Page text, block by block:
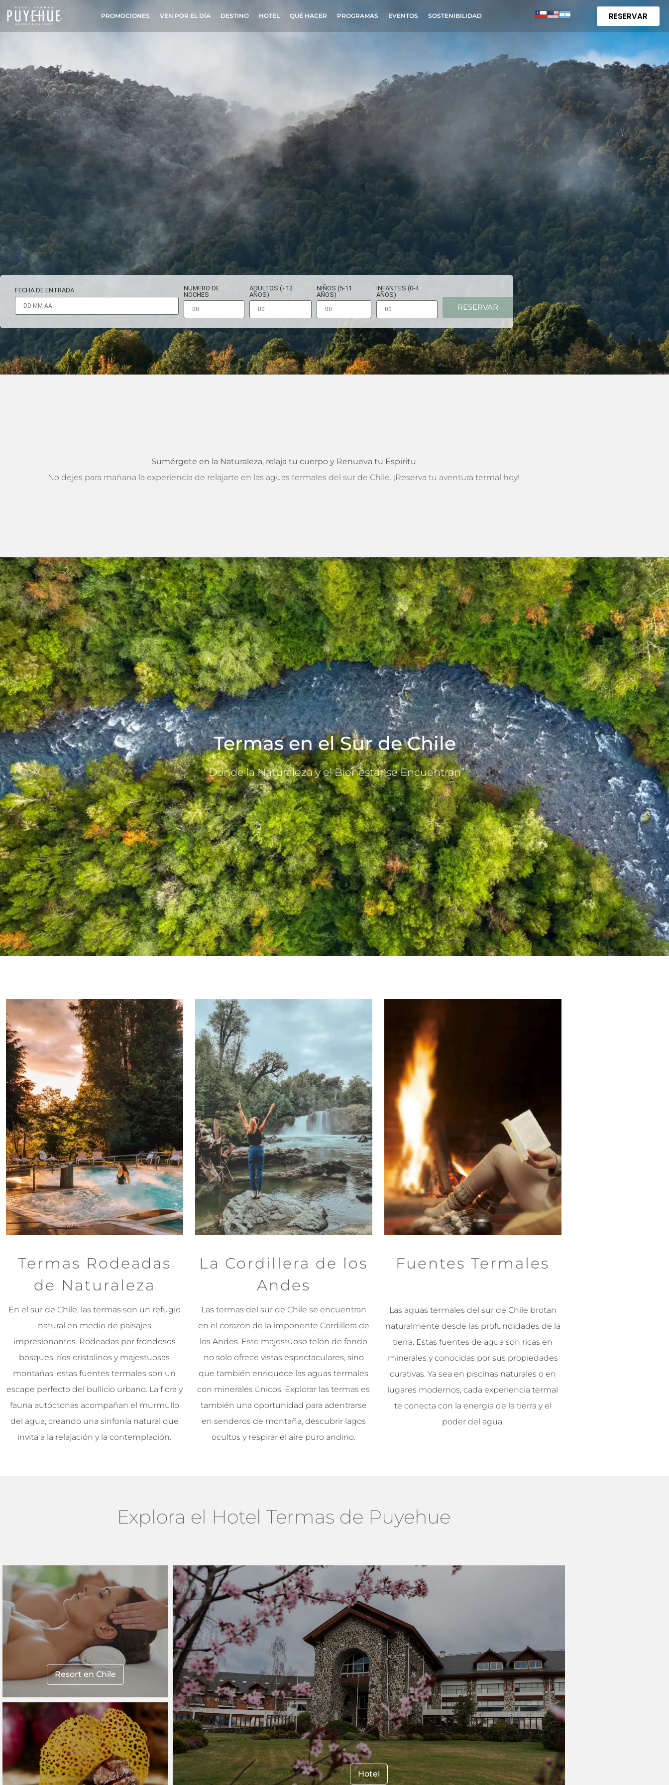
PROMOCIONES VEN POR EL DÍA DESTINO HOTEL QUÉ HACER PROGRAMAS EVENTOS SOSTENIBILIDAD RESERVAR
de Chile
FECHA DE ENTRADA
NUMERO DE
NOCHES
ADULTOS (+12
AÑOS)
NIÑOS (5-11
AÑOS)
INFANTES (0-4
AÑOS)
Sumérgete en la Naturaleza, relaja tu cuerpo y Renueva tu Espíritu
No dejes para mañana la experiencia de relajarte en las aguas termales del sur de Chile. ¡Reserva tu aventura termal hoy!
Termas en el Sur de Chile
“Donde la Naturaleza y el Bienestar se Encuentran”
Termas Rodeadas
de Naturaleza
En el sur de Chile, las termas son un refugio
natural en medio de paisajes
impresionantes. Rodeadas por frondosos
bosques, ríos cristalinos y majestuosas
montañas, estas fuentes termales son un
escape perfecto del bullicio urbano. La flora y
fauna autóctonas acompañan el murmullo
del agua, creando una sinfonía natural que
invita a la relajación y la contemplación.
La Cordillera de los
Andes
Las termas del sur de Chile se encuentran
en el corazón de la imponente Cordillera de
los Andes. Este majestuoso telón de fondo
no solo ofrece vistas espectaculares, sino
que también enriquece las aguas termales
con minerales únicos. Explorar las termas es
también una oportunidad para adentrarse
en senderos de montaña, descubrir lagos
ocultos y respirar el aire puro andino.
Fuentes Termales
Las aguas termales del sur de Chile brotan
naturalmente desde las profundidades de la
tierra. Estas fuentes de agua son ricas en
minerales y conocidas por sus propiedades
curativas. Ya sea en piscinas naturales o en
lugares modernos, cada experiencia termal
te conecta con la energía de la tierra y el
poder del agua.
Explora el Hotel Termas de Puyehue
Resort en Chile
Hotel